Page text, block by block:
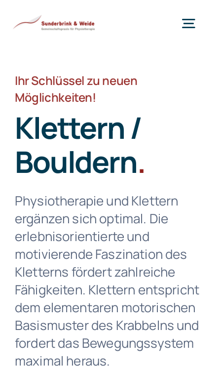
Inhalt
Training
Kinder
Praxis
Praxis App NEU
INDIBA® Radiofrequenztherapie
Patienteninformationen
Termine
Online-Rezeption
Ihr Schlüssel zu neuen
Möglichkeiten!
Klettern /
Bouldern.
Physiotherapie und Klettern
ergänzen sich optimal. Die
erlebnisorientierte und
motivierende Faszination des
Kletterns fördert zahlreiche
Fähigkeiten. Klettern entspricht
dem elementaren motorischen
Basismuster des Krabbelns und
fordert das Bewegungssystem
maximal heraus.